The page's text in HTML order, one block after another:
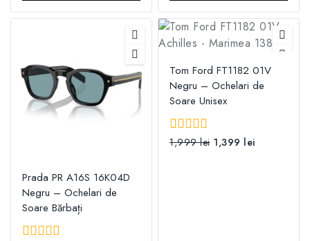
Prada PR A16S 16K04D
Negru – Ochelari de
Soare Bărbați
Tom Ford FT1182 01V
Negru – Ochelari de
Soare Unisex
0
1,999lei 1,399 lei